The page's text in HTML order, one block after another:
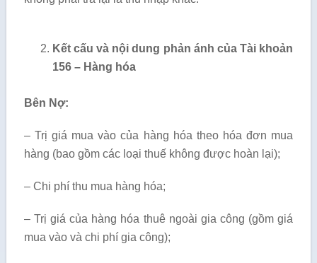
Kết cấu và nội dung phản ánh của Tài khoản
156 – Hàng hóa
Bên Nợ:
– Trị giá mua vào của hàng hóa theo hóa đơn mua
hàng (bao gồm các loại thuế không được hoàn lại);
– Chi phí thu mua hàng hóa;
– Trị giá của hàng hóa thuê ngoài gia công (gồm giá
mua vào và chi phí gia công);